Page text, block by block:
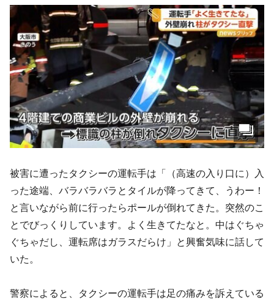
被害に遭ったタクシーの運転手は「（高速の入り口に）入
った途端、バラバラバラとタイルが降ってきて、うわー！
と言いながら前に行ったらポールが倒れてきた。突然のこ
とでびっくりしています。よく生きてたなと。中はぐちゃ
ぐちゃだし、運転席はガラスだらけ」と興奮気味に話して
いた。
警察によると、タクシーの運転手は足の痛みを訴えている